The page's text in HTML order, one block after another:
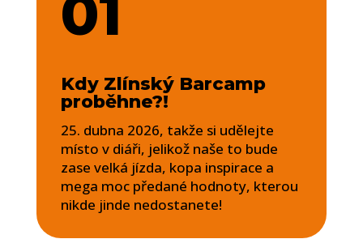
01
Kdy Zlínský Barcamp
proběhne?!
25. dubna 2026, takže si udělejte
místo v diáři, jelikož naše to bude
zase velká jízda, kopa inspirace a
mega moc předané hodnoty, kterou
nikde jinde nedostanete!